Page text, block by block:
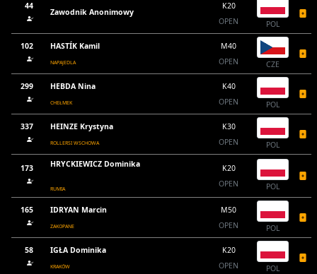
44
Zawodnik Anonimowy
K20
OPEN
POL
102 HASTÍK Kamil
NAPAJEDLA
M40
OPEN
CZE
299 HEBDA Nina
CHEŁMEK
K40
OPEN
POL
337 HEINZE Krystyna
ROLLERSI WSCHOWA
K30
OPEN
POL
173 HRYCKIEWICZ Dominika
RUMIA
K20
OPEN
POL
165 IDRYAN Marcin
ZAKOPANE
M50
OPEN
POL
58 IGŁA Dominika
KRAKÓW
K20
OPEN
POL